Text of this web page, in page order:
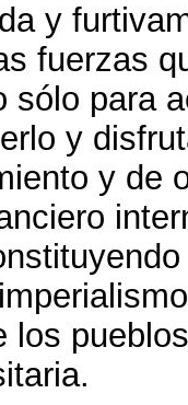
y
fuerzas
sólo para
y
y de
los